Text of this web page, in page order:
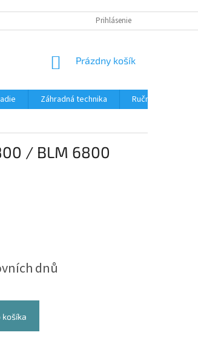
Prihlásenie
NÁKUPNÝ
Prázdny košík
Záhradná technika
Ručné náradie
/ BLM 6800
dnů
košíka